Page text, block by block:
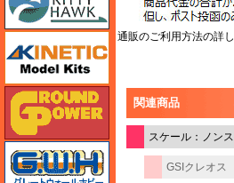
通販のご利用方法の詳し
関連商品
スケール：ノン
GSIクレオス
キネテック
ガリレオ出版 グランドパ
グレートウォールホビー